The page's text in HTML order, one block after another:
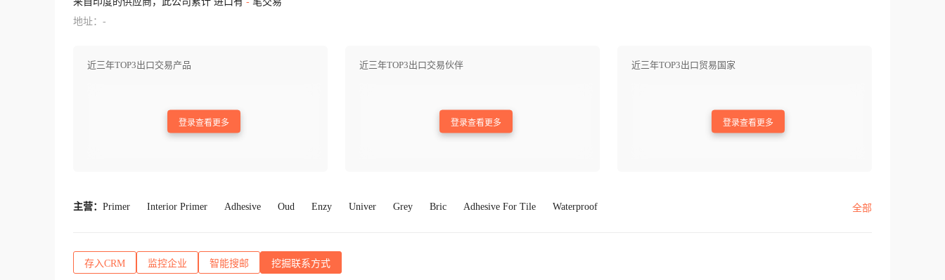
地址：-
近三年TOP3出口交易产品
登录查看更多
近三年TOP3出口交易伙伴
登录查看更多
近三年TOP3出口贸易国家
登录查看更多
主营： Primer Interior Primer Adhesive Oud Enzy Univer Grey Bric Adhesive For Tile Waterproof 全部
存入CRM 监控企业 智能搜邮 挖掘联系方式